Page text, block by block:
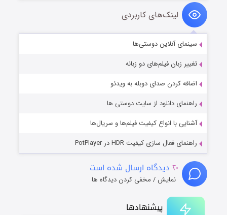
پیشنهادها
لینک‌های کاربردی
سینمای آنلاین دوستی‌ها
تغییر زبان فیلم‌های دو زبانه
اضافه کردن صدای دوبله به ویدئو
راهنمای دانلود از سایت دوستی ها
آشنایی با انواع کیفیت فیلم‌ها و سریال‌ها
راهنمای فعال سازی کیفیت HDR در PotPlayer
۲۰ دیدگاه ارسال شده است
نمایش / مخفی کردن دیدگاه ها